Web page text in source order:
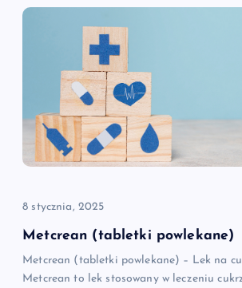
a
w
p
s
8 stycznia, 2025
Metcrean (tabletki powlekane)
Metcrean (tabletki powlekane) – Lek na
Metcrean to lek stosowany w leczeniu